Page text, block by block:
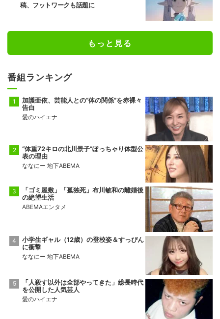
稿、フットワークも話題に
もっと見る
番組ランキング
加護亜依、芸能人との“体の関係”を赤裸々
告白
愛のハイエナ
“体重72キロの北川景子”ぽっちゃり体型公
表の理由
ななにー 地下ABEMA
「ゴミ屋敷」「孤独死」布川敏和の離婚後
の絶望生活
ABEMAエンタメ
小学生ギャル（12歳）の登校姿＆すっぴん
に衝撃
ななにー 地下ABEMA
「人殺す以外は全部やってきた」総長時代
を公開した人気芸人
愛のハイエナ